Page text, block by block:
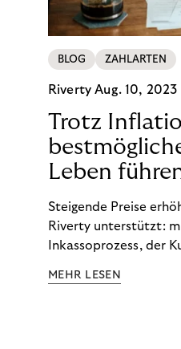
BLOG ZAHLARTEN
RivertyAug. 10, 2023
Trotz
Leben
Steigende Preise
Riverty unterstützt:
Inkassoprozess, der
Finanzbildung
MEHR LESEN